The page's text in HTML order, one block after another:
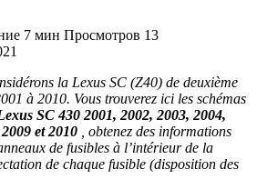
7 мин Просмотров 13
la Lexus SC (Z40) de deuxième
à 2010. Vous trouverez ici les schémas
SC 430 2001, 2002, 2003, 2004,
et 2010 , obtenez des informations
de fusibles à l’intérieur de la
de chaque fusible (disposition des